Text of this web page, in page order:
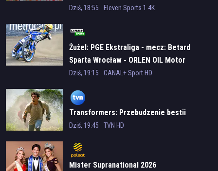
Dziś, 18:55 Eleven Sports 1 4K
Żużel: PGE Ekstraliga - mecz: Betard
Sparta Wrocław - ORLEN OIL Motor
Lublin
Dziś, 19:15 CANAL+ Sport HD
Transformers: Przebudzenie bestii
Dziś, 19:45 TVN HD
Mister Supranational 2026